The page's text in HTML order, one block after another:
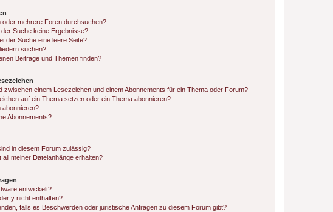
oder mehrere Foren durchsuchen?
Suche keine Ergebnisse?
der Suche eine leere Seite?
suchen?
Beiträge und Themen finden?
zwischen einem Lesezeichen und einem Abonnements für ein Thema oder Forum?
auf ein Thema setzen oder ein Thema abonnieren?
abonnieren?
Abonnements?
in diesem Forum zulässig?
all meiner Dateianhänge erhalten?
entwickelt?
y nicht enthalten?
falls es Beschwerden oder juristische Anfragen zu diesem Forum gibt?